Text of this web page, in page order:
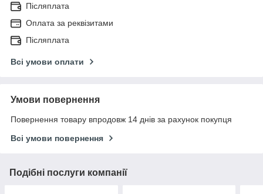
Післяплата
Оплата за реквізитами
Післяплата
Всі умови оплати
Умови повернення
Повернення товару впродовж 14 днів за рахунок покупця
Всі умови повернення
Подібні послуги компанії